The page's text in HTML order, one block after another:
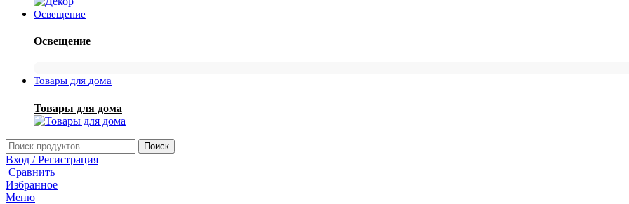
Освещение
Освещение
Товары для дома
Товары для дома
Поиск
Вход / Регистрация
Сравнить
Избранное
Меню